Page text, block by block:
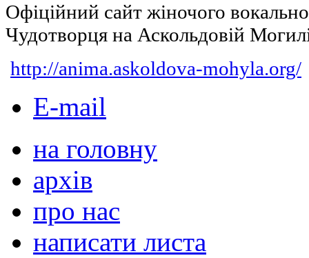
Офіційний сайт жіночого
Чудотворця на Аскольдовій
http://anima.askoldova-mohyla.org/
E-mail
на головну
архів
про нас
написати листа